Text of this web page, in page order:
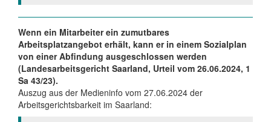
Wenn ein Mitarbeiter ein zumutbares
Arbeitsplatzangebot erhält, kann er in einem Sozialplan
von einer Abfindung ausgeschlossen werden
(Landesarbeitsgericht Saarland, Urteil vom 26.06.2024, 1
Sa 43/23).
Auszug aus der Medieninfo vom 27.06.2024 der
Arbeitsgerichtsbarkeit im Saarland: